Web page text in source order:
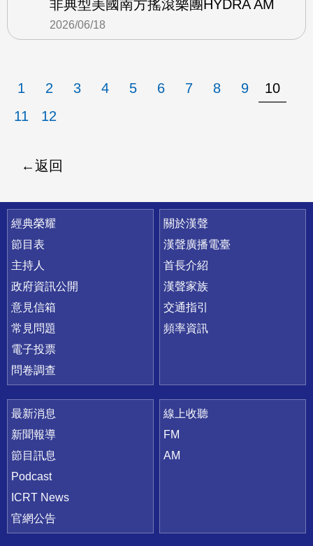
非典型美國南方搖滾樂團HYDRA AM
2026/06/18
1 2 3 4 5 6 7 8 9
10
11
12
返回
快速連結
經典榮耀
節目表
主持人
政府資訊公開
意見信箱
常見問題
電子投票
問卷調查
關於漢聲
漢聲廣播電臺
首長介紹
漢聲家族
交通指引
頻率資訊
最新消息
新聞報導
節目訊息
Podcast
ICRT News
官網公告
線上收聽
FM
AM